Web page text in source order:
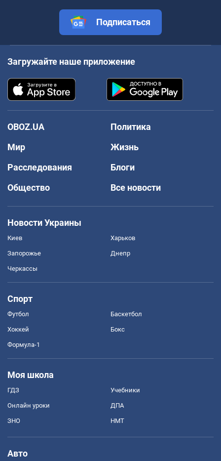
Подписаться
Загружайте наше приложение
OBOZ.UA
Политика
Мир
Жизнь
Расследования
Блоги
Общество
Все новости
Новости Украины
Киев Харьков
Запорожье Днепр
Черкассы
Спорт
Футбол Баскетбол
Хоккей Бокс
Формула-1
Моя школа
ГДЗ Учебники
Онлайн уроки ДПА
ЗНО НМТ
Авто